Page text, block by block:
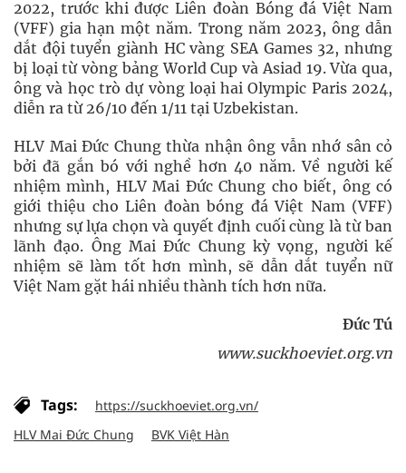
2022, trước khi được Liên đoàn Bóng đá Việt Nam
(VFF) gia hạn một năm. Trong năm 2023, ông dẫn
dắt đội tuyển giành HC vàng SEA Games 32, nhưng
bị loại từ vòng bảng World Cup và Asiad 19. Vừa qua,
ông và học trò dự vòng loại hai Olympic Paris 2024,
diễn ra từ 26/10 đến 1/11 tại Uzbekistan.
HLV Mai Đức Chung thừa nhận ông vẫn nhớ sân cỏ
bởi đã gắn bó với nghề hơn 40 năm. Về người kế
nhiệm mình, HLV Mai Đức Chung cho biết, ông có
giới thiệu cho Liên đoàn bóng đá Việt Nam (VFF)
nhưng sự lựa chọn và quyết định cuối cùng là từ ban
lãnh đạo. Ông Mai Đức Chung kỳ vọng, người kế
nhiệm sẽ làm tốt hơn mình, sẽ dẫn dắt tuyển nữ
Việt Nam gặt hái nhiều thành tích hơn nữa.
Đức Tú
www.suckhoeviet.org.vn
Tags:
https://suckhoeviet.org.vn/
HLV Mai Đức Chung
BVK Việt Hàn